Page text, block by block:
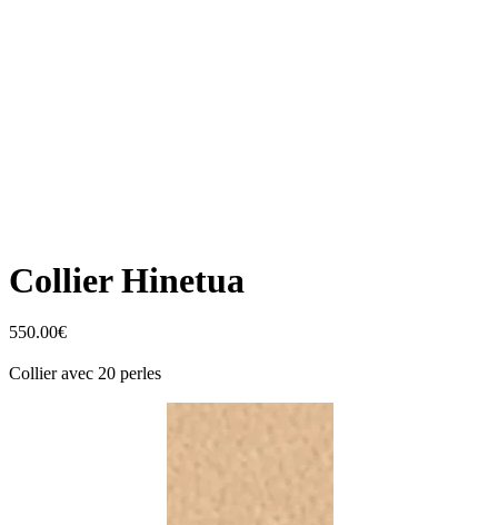
Collier Hinetua
550.00€
Collier avec 20 perles